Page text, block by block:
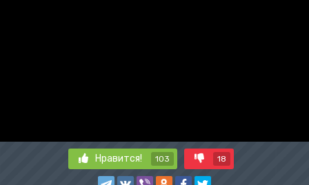
Нравится! 103 18